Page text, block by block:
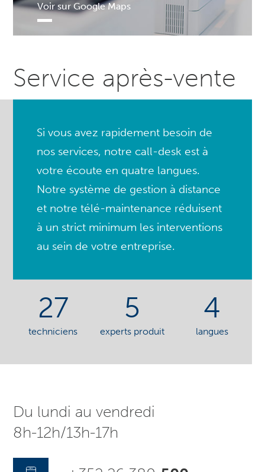
Voir sur Google Maps
Service après-vente
Si vous avez rapidement besoin de
nos services, notre call-desk est à
votre écoute en quatre langues.
Notre système de gestion à distance
et notre télé-maintenance réduisent
à un strict minimum les interventions
au sein de votre entreprise.
27
techniciens
5
experts produit
4
langues
Du lundi au vendredi
8h-12h/13h-17h